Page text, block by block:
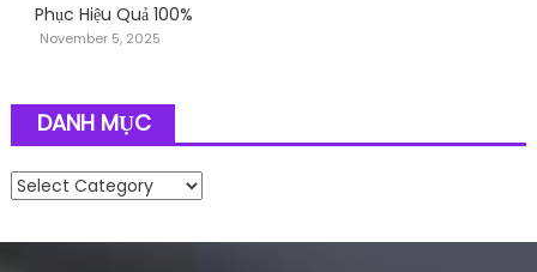
Phục Hiệu Quả 100%
November 5, 2025
DANH MỤC
Danh mục